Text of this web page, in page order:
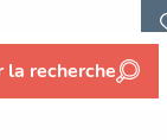
la recherche